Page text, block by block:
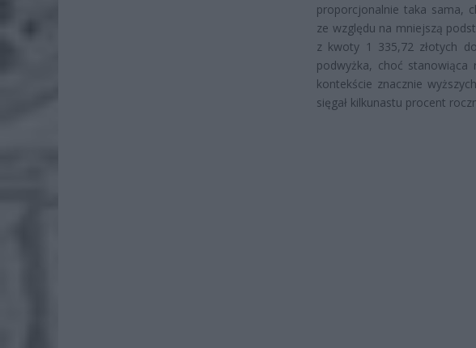
proporcjonalnie taka sama,
ze względu na mniejszą
z kwoty 1 335,72 złotych
podwyżka, choć stanowiąca
kontekście znacznie
sięgał kilkunastu procent